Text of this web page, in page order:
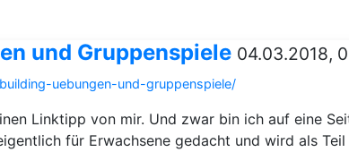
und Gruppenspiele 04.03.2018,
uebungen-und-gruppenspiele/
Linktipp von mir. Und zwar bin ich auf eine
für Erwachsene gedacht und wird als